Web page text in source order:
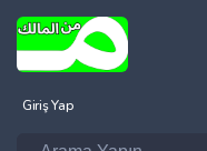
Giriş Yap